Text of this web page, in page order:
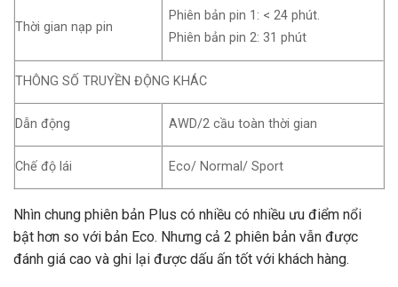
Thời gian nạp pin
Phiên bản pin 1: < 24 phút.
Phiên bản pin 2: 31 phút
THÔNG SỐ TRUYỀN ĐỘNG KHÁC
Dẫn động AWD/2 cầu toàn thời gian
Chế độ lái Eco/ Normal/ Sport
Nhìn chung phiên bản Plus có nhiều có nhiều ưu điểm nổi
bật hơn so với bản Eco. Nhưng cả 2 phiên bản vẫn được
đánh giá cao và ghi lại được dấu ấn tốt với khách hàng.